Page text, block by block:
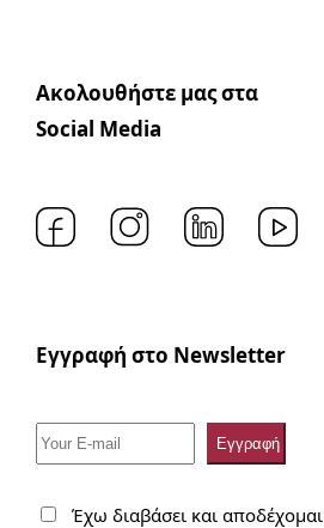
Ακολουθήστε μας στα
Social Media
Εγγραφή στο Newsletter
Έχω διαβάσει και αποδέχομαι